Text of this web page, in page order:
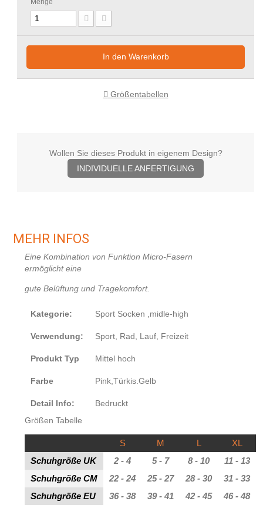
Menge
In den Warenkorb
Größentabellen
Wollen Sie dieses Produkt in eigenem Design?
INDIVIDUELLE ANFERTIGUNG
MEHR INFOS
Eine Kombination von Funktion Micro-Fasern
ermöglichteine
gute Belüftung und Tragekomfort.
Kategorie: Sport Socken ,midle-high
Verwendung: Sport, Rad, Lauf, Freizeit
Produkt Typ Mittel hoch
Farbe Pink,Türkis.Gelb
Detail Info:
Bedruckt
Größen Tabelle
S M L XL
Schuhgröße UK 2 - 4 5 - 7 8 - 10
11 - 13
Schuhgröße CM
22 - 24 25 - 27 28 - 30
31 - 33
Schuhgröße EU
36 - 38 39 - 41 42 - 45 46 - 48